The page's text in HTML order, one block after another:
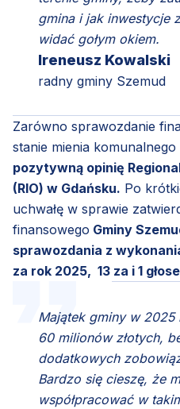
gmina i jak inwestycje
widać gołym okiem.
Ireneusz Kowalski
radny gminy Szemud
Zarówno sprawozdanie
stanie mienia komunalnego
pozytywną opinię
(RIO) w Gdańsku. Po
uchwałę w sprawie
finansowego Gminy
sprawozdania z
za rok 2025, 13 za i 1
Majątek gminy w 2025
60 milionów złotych,
dodatkowych
Bardzo się cieszę, że
współpracować w